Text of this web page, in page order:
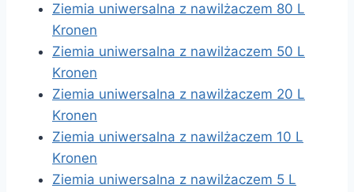
Ziemia uniwersalna z nawilżaczem 80 L
Kronen
Ziemia uniwersalna z nawilżaczem 50 L
Kronen
Ziemia uniwersalna z nawilżaczem 20 L
Kronen
Ziemia uniwersalna z nawilżaczem 10 L
Kronen
Ziemia uniwersalna z nawilżaczem 5 L